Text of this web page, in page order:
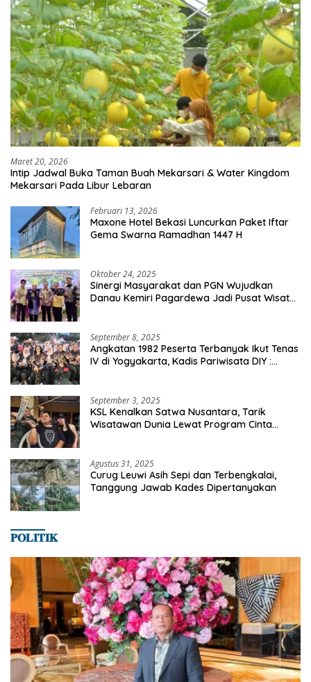
Maret 20, 2026
Intip Jadwal Buka Taman Buah Mekarsari & Water Kingdom
Mekarsari Pada Libur Lebaran
Februari 13, 2026
Maxone Hotel Bekasi Luncurkan Paket Iftar
Gema Swarna Ramadhan 1447 H
Oktober 24, 2025
Sinergi Masyarakat dan PGN Wujudkan
Danau Kemiri Pagardewa Jadi Pusat Wisata
September 8, 2025
Angkatan 1982 Peserta Terbanyak Ikut Tenas
IV di Yogyakarta, Kadis Pariwisata DIY :
September 3, 2025
KSL Kenalkan Satwa Nusantara, Tarik
Wisatawan Dunia Lewat Program Cinta
Agustus 31, 2025
Curug Leuwi Asih Sepi dan Terbengkalai,
Tanggung Jawab Kades Dipertanyakan
𝐏𝐎𝐋𝐈𝐓𝐈𝐊